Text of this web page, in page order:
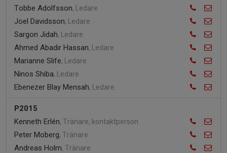
Tobbe Adolfsson, Ledare
Joel Davidsson, Ledare
Sargon Jidah, Ledare
Ahmed Abadir Hassan, Ledare
Marianne Slife, Ledare
Ninos Shiba, Ledare
Ebenezer Blay Mensah, Ledare
P2015
Kenneth Erlén, Tränare, kontaktperson
Peter Moberg, Tränare
Andreas Holm, Tränare